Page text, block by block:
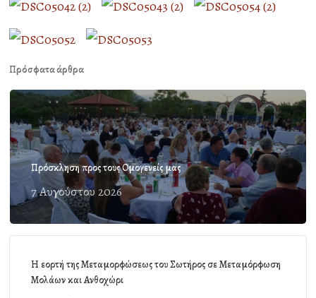
Πρόσφατα άρθρα
Πρόσκληση προς τους Ομογενείς μας
7 Αυγούστου 2026
Η εορτή της Μεταμορφώσεως του Σωτήρος σε Μεταμόρφωση
Μολάων και Ανθοχώρι